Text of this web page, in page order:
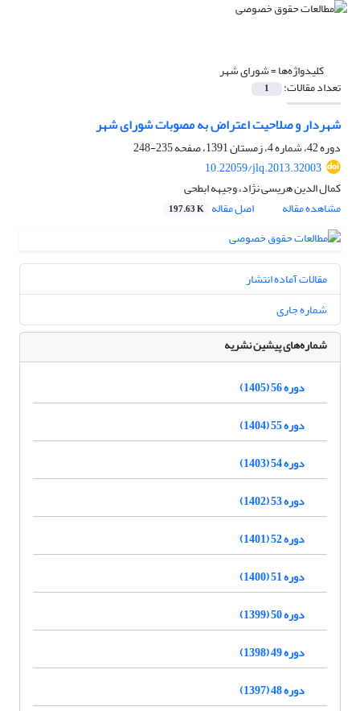
کلیدواژه‌ها =شورای شهر
تعداد مقالات: 1
شهردار و صلاحیت اعتراض به مصوبات شورای شهر
دوره 42، شماره 4، زمستان 1391، صفحه
235-248
10.22059/jlq.2013.32003
کمال الدین هریسی نژاد، وجیهه ابطحی
مشاهده مقاله
اصل مقاله 197.63 K
مقالات آماده انتشار
شماره جاری
شماره‌های پیشین نشریه
دوره 56 (1405)
دوره 55 (1404)
دوره 54 (1403)
دوره 53 (1402)
دوره 52 (1401)
دوره 51 (1400)
دوره 50 (1399)
دوره 49 (1398)
دوره 48 (1397)